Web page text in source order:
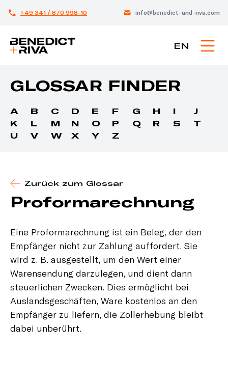
+49 341 / 870 998-10 info@benedict-and-riva.com
EN
GLOSSAR FINDER
A B C D E F G H I
J
K
L M N O P Q R S
T
U
V W X Y Z
Zurück zum Glossar
Proformarechnung
Eine Proformarechnung ist ein Beleg, der den
Empfänger nicht zur Zahlung auffordert. Sie
wird z. B. ausgestellt, um den Wert einer
Warensendung darzulegen, und dient dann
steuerlichen Zwecken. Dies ermöglicht bei
Auslandsgeschäften, Ware kostenlos an den
Empfänger zu liefern, die Zollerhebung bleibt
dabei unberührt.